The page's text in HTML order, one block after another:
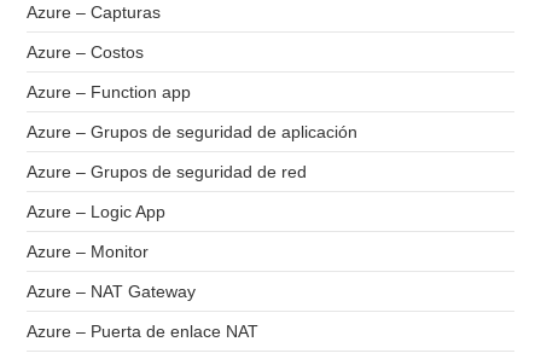
Azure – Capturas
Azure – Costos
Azure – Function app
Azure – Grupos de seguridad de aplicación
Azure – Grupos de seguridad de red
Azure – Logic App
Azure – Monitor
Azure – NAT Gateway
Azure – Puerta de enlace NAT